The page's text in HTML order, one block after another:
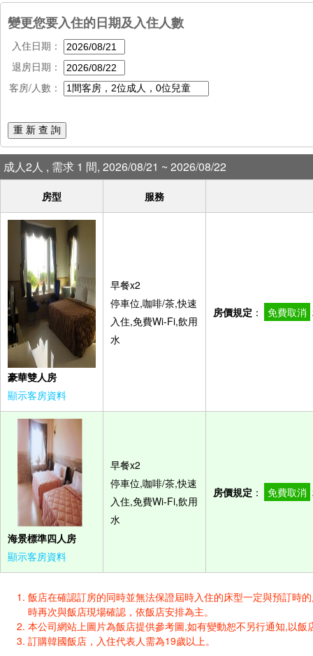
變更您要入住的日期及入住人數
入住日期：
退房日期：
客房/人數：
重 新 查 詢
成人2人 , 需求 1 間, 2026/08/21 ~ 2026/08/22
房型 服務
豪華雙人房
顯示客房資料
早餐x2
停車位,咖啡/茶,快速
入住,免費Wi-Fi,飲用
水
房價規定 ： 免費取消
海景標準四人房
顯示客房資料
早餐x2
停車位,咖啡/茶,快速
入住,免費Wi-Fi,飲用
水
房價規定 ： 免費取消
飯店在確認訂房的同時並無法保證屆時入住的床型一定與預訂時
時再次與飯店現場確認，依飯店安排為主。
本公司網站上圖片為飯店提供參考圖,如有變動恕不另行通知,以飯
訂購韓國飯店，入住代表人需為19歲以上。